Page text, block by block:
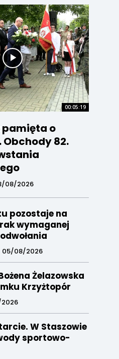
00:05:19
pamięta o
82.
08/2026
pozostaje na
wymaganej
05/08/2026
Żelazowska
Krzyżtopór
W Staszowie
sportowo-